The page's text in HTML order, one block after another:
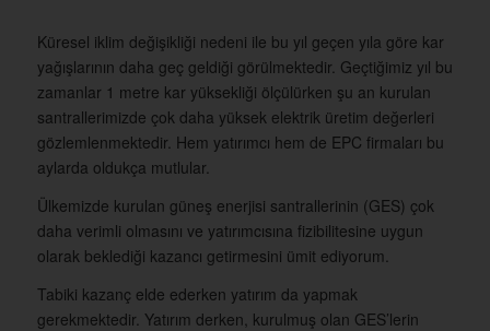
Küresel iklim değişikliği nedeni ile bu yıl geçen yıla göre kar
yağışlarının daha geç geldiği görülmektedir. Geçtiğimiz yıl bu
zamanlar 1 metre kar yüksekliği ölçülürken şu an kurulan
santrallerimizde çok daha yüksek elektrik üretim değerleri
gözlemlenmektedir. Hem yatırımcı hem de EPC firmaları bu
aylarda oldukça mutlular.
Ülkemizde kurulan güneş enerjisi santrallerinin (GES) çok
daha verimli olmasını ve yatırımcısına fizibilitesine uygun
olarak beklediği kazancı getirmesini ümit ediyorum.
Tabiki kazanç elde ederken yatırım da yapmak
gerekmektedir. Yatırım derken, kurulmuş olan GES’lerin